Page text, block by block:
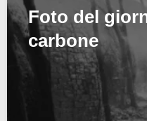
Foto del
carbone